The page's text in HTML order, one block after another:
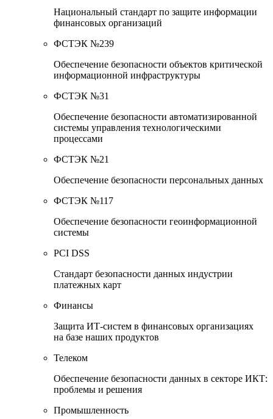
Национальный стандарт по защите информации
финансовых организаций
ФСТЭК №239
Обеспечение безопасности объектов критической
информационной инфраструктуры
ФСТЭК №31
Обеспечение безопасности автоматизированной
системы управления технологическими
процессами
ФСТЭК №21
Обеспечение безопасности персональных данных
ФСТЭК №117
Обеспечение безопасности геоинформационной
системы
PCI DSS
Стандарт безопасности данных индустрии
платежных карт
Финансы
Защита ИТ-систем в финансовых организациях
на базе наших продуктов
Телеком
Обеспечение безопасности данных в секторе ИКТ:
проблемы и решения
Промышленность